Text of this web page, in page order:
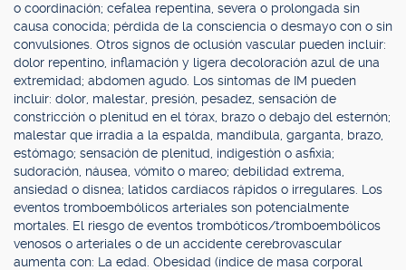
o coordinación; cefalea repentina, severa o prolongada sin
causa conocida; pérdida de la consciencia o desmayo con o sin
convulsiones. Otros signos de oclusión vascular pueden incluir:
dolor repentino, inflamación y ligera decoloración azul de una
extremidad; abdomen agudo. Los síntomas de IM pueden
incluir: dolor, malestar, presión, pesadez, sensación de
constricción o plenitud en el tórax, brazo o debajo del esternón;
malestar que irradia a la espalda, mandíbula, garganta, brazo,
estómago; sensación de plenitud, indigestión o asfixia;
sudoración, náusea, vómito o mareo; debilidad extrema,
ansiedad o disnea; latidos cardíacos rápidos o irregulares. Los
eventos tromboembólicos arteriales son potencialmente
mortales. El riesgo de eventos trombóticos/tromboembólicos
venosos o arteriales o de un accidente cerebrovascular
aumenta con: La edad. Obesidad (índice de masa corporal